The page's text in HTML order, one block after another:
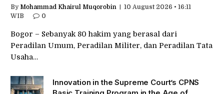
By Mohammad Khairul Muqorobin
10 August 2026 • 16:11
WIB
0
Bogor – Sebanyak 80 hakim yang berasal dari
Peradilan Umum, Peradilan Militer, dan Peradilan Tata
Usaha…
Innovation in the Supreme Court’s CPNS